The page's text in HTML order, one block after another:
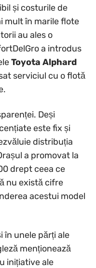
și costurile de
mult în marile flote
au ales o
a introdus
Toyota Alphard
serviciul cu o flotă
Deși
este fix și
distribuția
a promovat la
drept ceea ce
nu există cifre
acestui model
în unele părți ale
menționează
inițiative ale